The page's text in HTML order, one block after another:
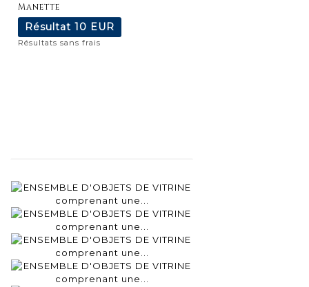
Manette
Résultat 10 EUR
Résultats sans frais